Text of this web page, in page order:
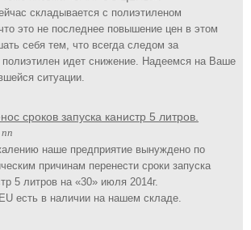
складывается с полиэтиленом
это не последнее повышение цен в этом
себя тем, что всегда следом за
идет снижение. Надеемся на Ваше
ситуации.
сроков запуска канистр 5 литров.
наше предприятие вынуждено по
причинам перенести сроки запуска
5 литров на «30» июля 2014г.
есть в наличии на нашем складе.